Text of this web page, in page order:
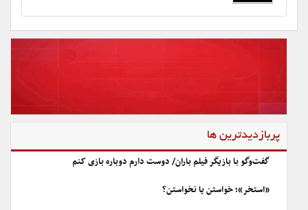
پربازدیدترین ها
گفت‌وگو با بازیگر فیلم باران/ دوست دارم دوباره بازی کنم
«استخر»؛ خواستن یا نخواستن؟